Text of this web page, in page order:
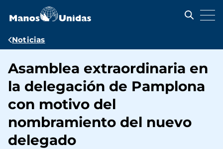
contenido
Ruta
navegación
Noticias
Asamblea extraordinaria en
la delegación de Pamplona
con motivo del
nombramiento del nuevo
delegado